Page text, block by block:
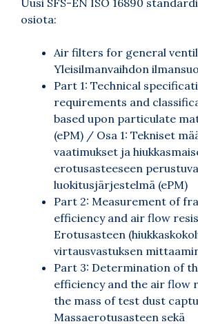
osiota:
Air filters for general
Yleisilmanvaihdon
Part 1: Technical
requirements and
based upon particulate
(ePM) / Osa 1: Tekniset
vaatimukset ja
erotusasteeseen perustuva
luokitusjärjestelmä (ePM)
Part 2: Measurement of
efficiency and air flow
Erotusasteen
virtausvastuksen
Part 3: Determination of
efficiency and the air flow
the mass of test dust
Massaerotusasteen sekä